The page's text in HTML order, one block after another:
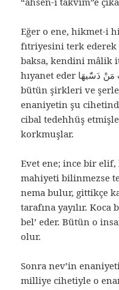
Eğer o ene, hikmet-i
fıtriyesini terk
baksa, kendini mâlik
hıyanet eder وَ قَدْ خَابَ مَنْ دَسّٰيهَا altında dâhil olur. İşte
bütün şirkleri ve
enaniyetin şu
cibal tedehhüş
korkmuşlar.
Evet ene; ince bir
mahiyeti bilinmezse
nema bulur, gittikçe
tarafına yayılır.
bel’ eder. Bütün o
olur.
Sonra nev’in
milliye cihetiyle o